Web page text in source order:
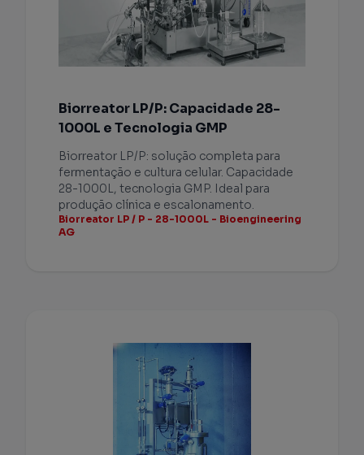
Biorreator LP/P: Capacidade 28-
1000L e Tecnologia GMP
Biorreator LP/P: solução completa para
fermentação e cultura celular. Capacidade
28-1000L, tecnologia GMP. Ideal para
produção clínica e escalonamento.
Biorreator LP / P - 28-1000L - Bioengineering
AG